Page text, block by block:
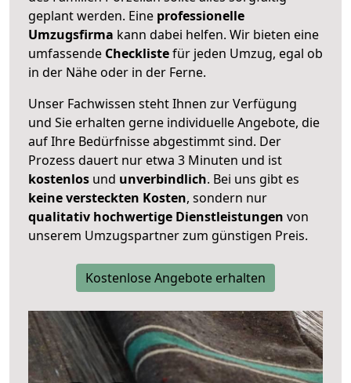
geplant werden. Eine professionelle
Umzugsfirma kann dabei helfen. Wir bieten eine
umfassende Checklistefür jeden Umzug, egal ob
in der Nähe oder in der Ferne.
Unser Fachwissen steht Ihnen zur Verfügung
und Sie erhalten gerne individuelle Angebote, die
auf Ihre Bedürfnisse abgestimmt sind. Der
Prozess dauert nur etwa 3 Minuten und ist
kostenlos und unverbindlich. Bei uns gibt es
keine versteckten Kosten, sondern nur
qualitativ hochwertige Dienstleistungen von
unserem Umzugspartner zum günstigen Preis.
Kostenlose Angebote erhalten